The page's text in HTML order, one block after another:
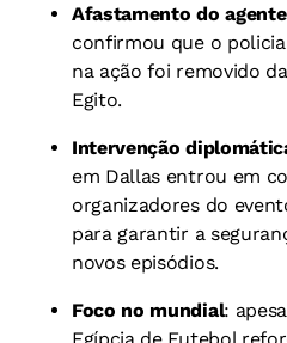
Afastamento do agente
confirmou que o
na ação foi removido
Egito.
Intervenção
em Dallas entrou em
organizadores do
para garantir a
novos episódios.
Foco no mundial: